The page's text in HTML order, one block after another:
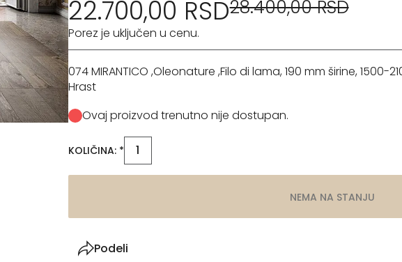
22.700,00 RSD28.400,00 RSD
Porez je uključen u cenu.
074 MIRANTICO ,Oleonature ,Filo di lama, 190 mm širine, 1500-
Hrast
Ovaj proizvod trenutno nije dostupan.
KOLIČINA: *
NEMA NA STANJU
Podeli